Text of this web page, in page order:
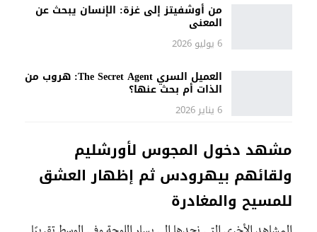
من أوشفيتز إلى غزة: الإنسان يبحث عن
المعنى
6 يوليو 2026
العميل السري The Secret Agent: هروب من
الذات أم بحث عنها؟
6 يناير 2026
مشهد دخول المجوس لأورشليم
ولقائهم بيهرودس ثم إظهار العشق
للمسيح والمغادرة